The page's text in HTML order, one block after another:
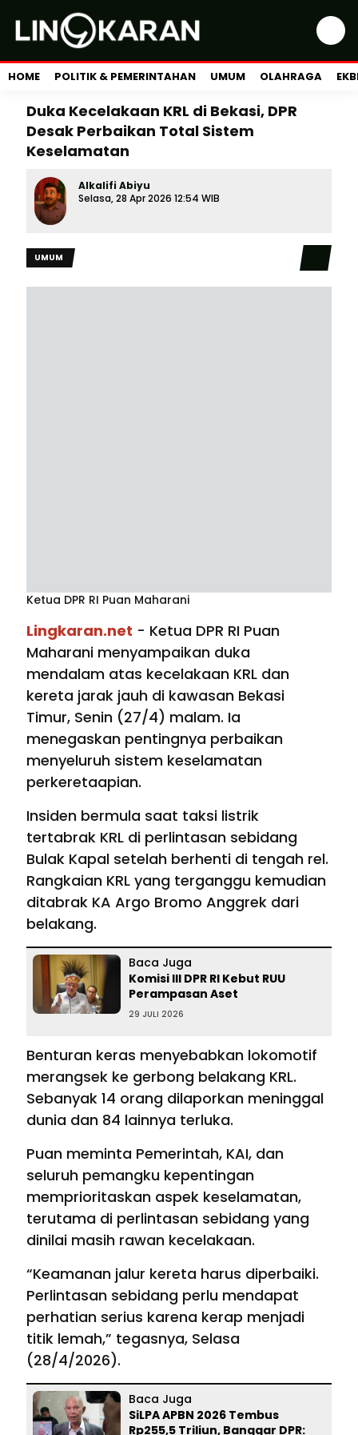
HOME POLITIK & PEMERINTAHAN UMUM OLAHRAGA
Duka Kecelakaan KRL di Bekasi, DPR
Desak Perbaikan Total Sistem
Keselamatan
Alkalifi Abiyu
Selasa, 28 Apr 2026 12:54 WIB
UMUM
Ketua DPR RI Puan Maharani
Lingkaran.net - Ketua DPR RI Puan
Maharani menyampaikan duka
mendalam atas kecelakaan KRL dan
kereta jarak jauh di kawasan Bekasi
Timur, Senin (27/4) malam. Ia
menegaskan pentingnya perbaikan
menyeluruh sistem keselamatan
perkeretaapian.
Insiden bermula saat taksi listrik
tertabrak KRL di perlintasan sebidang
Bulak Kapal setelah berhenti di tengah rel.
Rangkaian KRL yang terganggu kemudian
ditabrak KA Argo Bromo Anggrek dari
belakang.
Baca Juga
Komisi III DPR RI Kebut RUU
Perampasan Aset
29 JULI 2026
Benturan keras menyebabkan lokomotif
merangsek ke gerbong belakang KRL.
Sebanyak 14 orang dilaporkan meninggal
dunia dan 84 lainnya terluka.
Puan meminta Pemerintah, KAI, dan
seluruh pemangku kepentingan
memprioritaskan aspek keselamatan,
terutama di perlintasan sebidang yang
dinilai masih rawan kecelakaan.
“Keamanan jalur kereta harus diperbaiki.
Perlintasan sebidang perlu mendapat
perhatian serius karena kerap menjadi
titik lemah,” tegasnya, Selasa
(28/4/2026).
Baca Juga
SiLPA APBN 2026 Tembus
Rp255,5 Triliun, Banggar DPR: